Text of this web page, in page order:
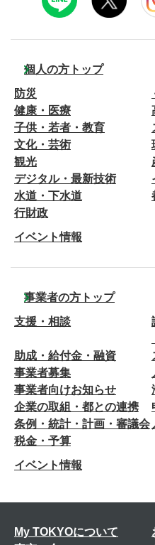
個人の方トップ
防災
健康・医療
子供・若者・教育
文化・芸術
観光
デジタル・最新技術
水道・下水道
行財政
イベント情報
事業者の方トップ
支援・相談
助成・給付金・融資
事業者募集
事業者向けお知らせ
企業の取組・都との連携
条例・統計・計画・審議会
税金・予算
イベント情報
My TOKYOについて